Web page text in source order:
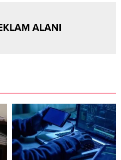
ALANI